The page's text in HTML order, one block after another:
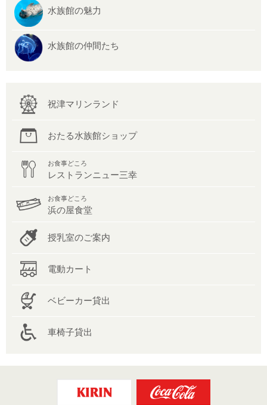
水族館の魅力
水族館の仲間たち
祝津マリンランド
おたる水族館ショップ
お食事どころ
レストランニュー三幸
お食事どころ
浜の屋食堂
授乳室のご案内
電動カート
ベビーカー貸出
車椅子貸出